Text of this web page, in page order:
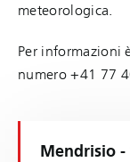
meteorologica.
Per informazioni
numero +41 77
Mendrisio